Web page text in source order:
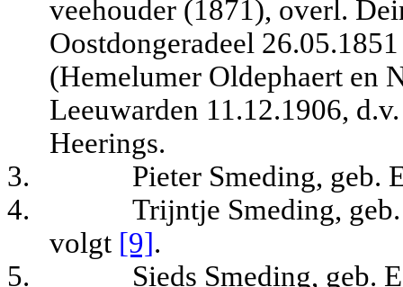
veehouder (1871), overl.
Oostdongeradeel
(Hemelumer Oldephaert en
Leeuwarden 11.12.1906,
Heerings.
3.
Pieter Smeding, geb.
4.
Trijntje Smeding,
volgt [9].
5.
Sieds Smeding, geb.